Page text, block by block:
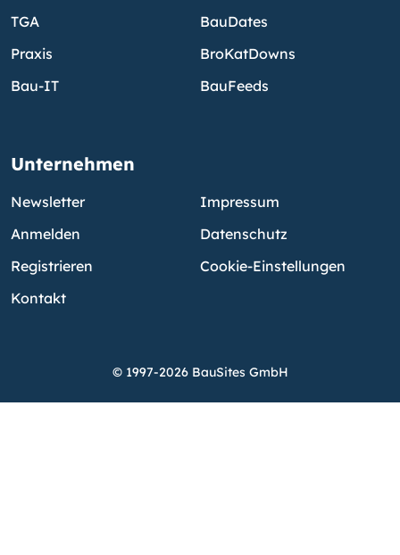
TGA
Praxis
Bau-IT
BauDates
BroKatDowns
BauFeeds
Unternehmen
Newsletter
Anmelden
Registrieren
Kontakt
Impressum
Datenschutz
Cookie-Einstellungen
© 1997-2026 BauSites GmbH